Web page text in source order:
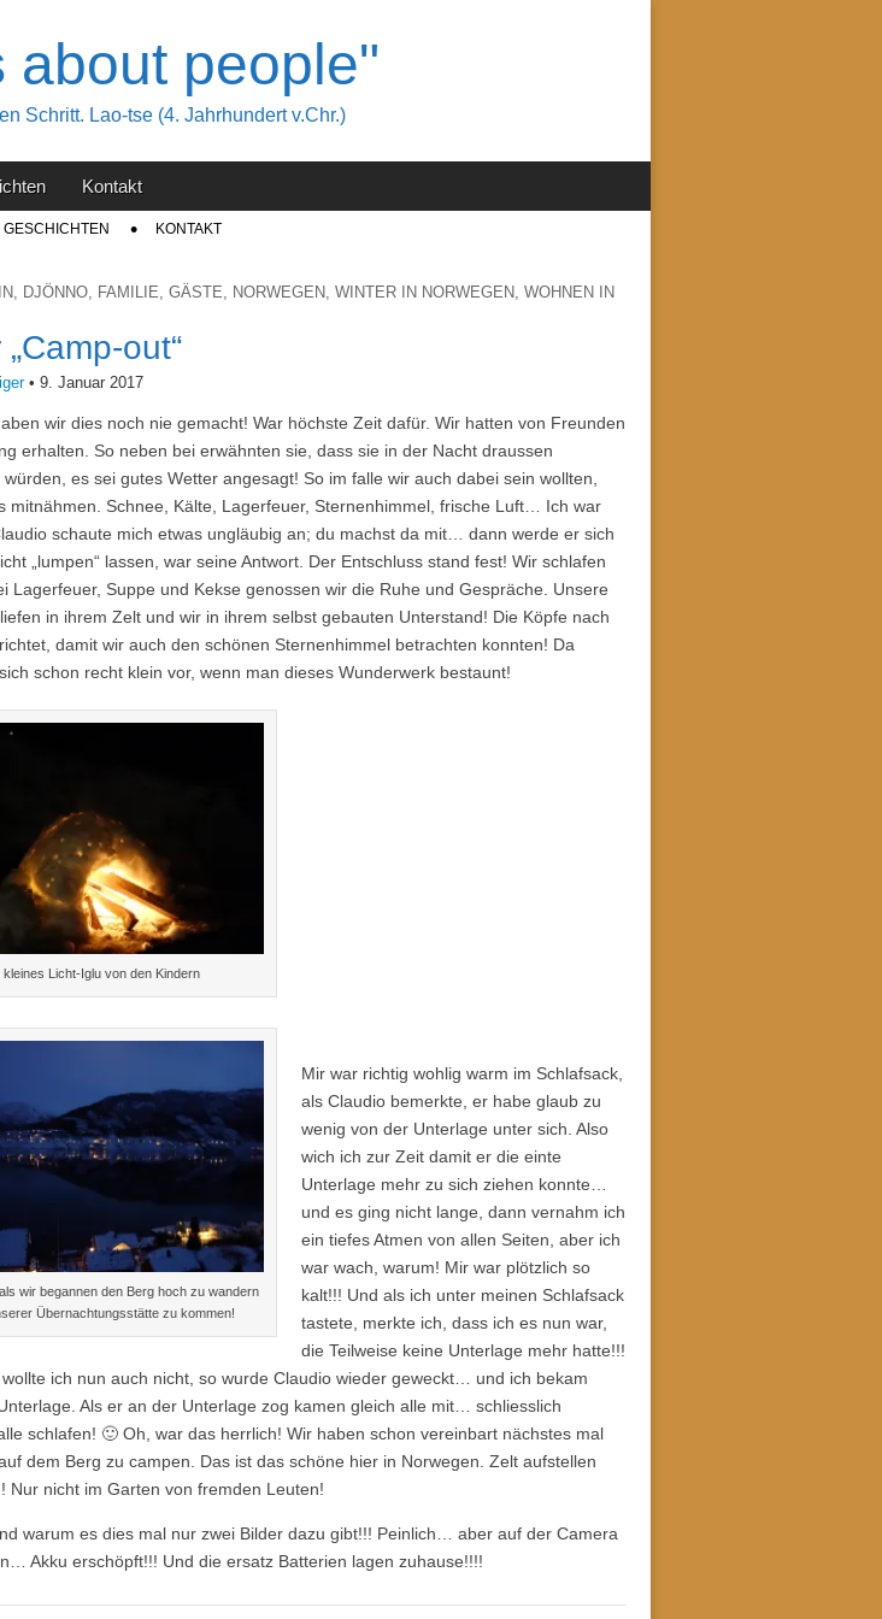
about people"
Schritt. Lao-tse (4. Jahrhundert v.Chr.)
Kontakt
GESCHICHTEN KONTAKT
, DJÖNNO, FAMILIE,GÄSTE, NORWEGEN,WINTER IN NORWEGEN,WOHNEN IN
out“
•9. Januar 2017
wir dies noch nie gemacht! War höchste Zeit dafür. Wir hatten von Freunden
erhalten. So neben bei erwähnten sie, dass sie in der Nacht draussen
es sei gutes Wetter angesagt! So im falle wir auch dabei sein wollten,
mitnähmen. Schnee, Kälte, Lagerfeuer, Sternenhimmel, frische Luft… Ich war
schaute mich etwas ungläubig an; du machst da mit… dann werde er sich
„lumpen“ lassen, war seine Antwort. Der Entschluss stand fest! Wir schlafen
Lagerfeuer, Suppe und Kekse genossen wir die Ruhe und Gespräche. Unsere
in ihrem Zelt und wir in ihrem selbst gebauten Unterstand! Die Köpfe nach
damit wir auch den schönen Sternenhimmel betrachten konnten! Da
schon recht klein vor, wenn man dieses Wunderwerk bestaunt!
kleines Licht-Iglu von den Kindern
wir begannen den Berg hoch zu wandern
Übernachtungsstätte zu kommen!
Mir war richtig wohlig warm im Schlafsack,
als Claudio bemerkte, er habe glaub zu
wenig von der Unterlage unter sich. Also
wich ich zur Zeit damit er die einte
Unterlage mehr zu sich ziehen konnte…
und es ging nicht lange, dann vernahm ich
ein tiefes Atmen von allen Seiten, aber ich
war wach, warum! Mir war plötzlich so
kalt!!! Und als ich unter meinen Schlafsack
tastete, merkte ich, dass ich es nun war,
die Teilweise keine Unterlage mehr hatte!!!
ich nun auch nicht, so wurde Claudio wieder geweckt… und ich bekam
Als er an der Unterlage zog kamen gleich alle mit… schliesslich
schlafen! 🙂 Oh, war das herrlich! Wir haben schon vereinbart nächstes mal
dem Berg zu campen. Das ist das schöne hier in Norwegen. Zelt aufstellen
Nur nicht im Garten von fremden Leuten!
warum es dies mal nur zwei Bilder dazu gibt!!! Peinlich… aber auf der Camera
Akku erschöpft!!! Und die ersatz Batterien lagen zuhause!!!!